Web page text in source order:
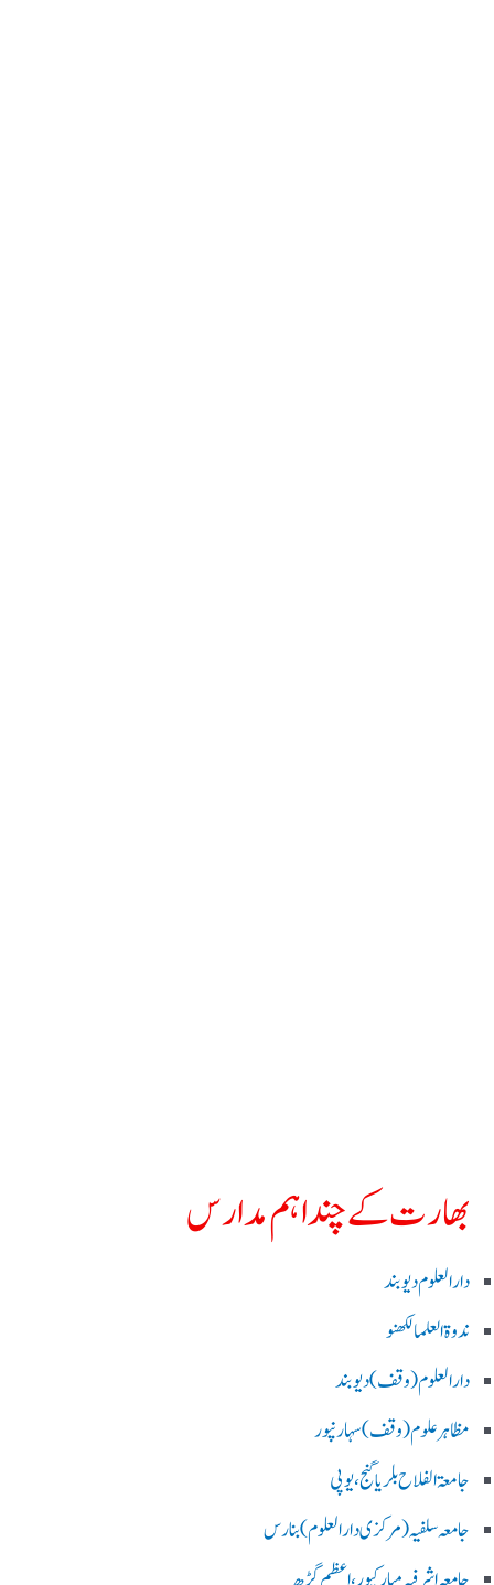
بھارت کے چند اہم مدارس
دارالعلوم دیوبند
ندوۃالعلما لکھنو
دارالعلوم (وقف)دیوبند
مظاہرعلوم (وقف)سہارنپور
جامعۃ الفلاح بلریاگنج،یوپی
جامعہ سلفیہ(مرکزی دارالعلوم )بنارس